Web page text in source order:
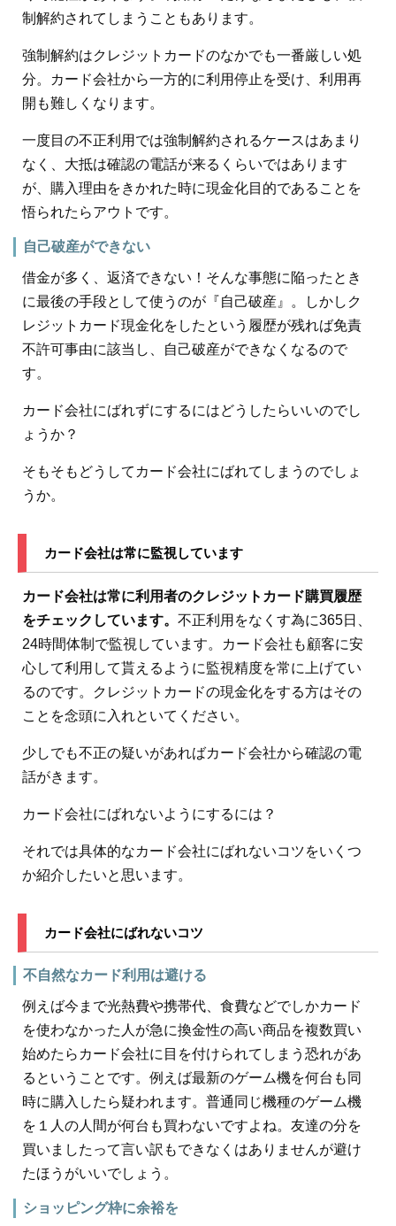
制解約されてしまうこともあります。
強制解約はクレジットカードのなかでも一番厳しい処
分。カード会社から一方的に利用停止を受け、利用再
開も難しくなります。
一度目の不正利用では強制解約されるケースはあまり
なく、大抵は確認の電話が来るくらいではあります
が、購入理由をきかれた時に現金化目的であることを
悟られたらアウトです。
自己破産ができない
借金が多く、返済できない！そんな事態に陥ったとき
に最後の手段として使うのが『自己破産』。しかしク
レジットカード現金化をしたという履歴が残れば免責
不許可事由に該当し、自己破産ができなくなるので
す。
カード会社にばれずにするにはどうしたらいいのでし
ょうか？
そもそもどうしてカード会社にばれてしまうのでしょ
うか。
カード会社は常に監視しています
カード会社は常に利用者のクレジットカード購買履歴
をチェックしています。 不正利用をなくす為に365日、
24時間体制で監視しています。カード会社も顧客に安
心して利用して貰えるように監視精度を常に上げてい
るのです。クレジットカードの現金化をする方はその
ことを念頭に入れといてください。
少しでも不正の疑いがあればカード会社から確認の電
話がきます。
カード会社にばれないようにするには？
それでは具体的なカード会社にばれないコツをいくつ
か紹介したいと思います。
カード会社にばれないコツ
不自然なカード利用は避ける
例えば今まで光熱費や携帯代、食費などでしかカード
を使わなかった人が急に換金性の高い商品を複数買い
始めたらカード会社に目を付けられてしまう恐れがあ
るということです。例えば最新のゲーム機を何台も同
時に購入したら疑われます。普通同じ機種のゲーム機
を１人の人間が何台も買わないですよね。友達の分を
買いましたって言い訳もできなくはありませんが避け
たほうがいいでしょう。
ショッピング枠に余裕を